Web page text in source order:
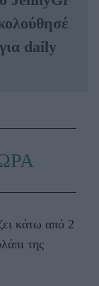
για daily
κάτω από 2
της